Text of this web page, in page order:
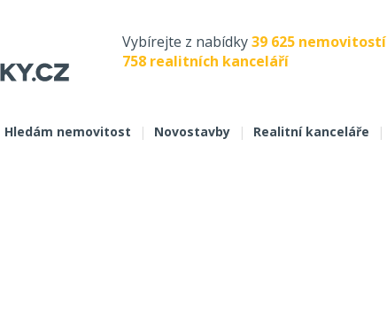
Vybírejte z nabídky39 625 nemovitostí
758 realitních kanceláří
Hledám nemovitost | Novostavby | Realitní kanceláře |